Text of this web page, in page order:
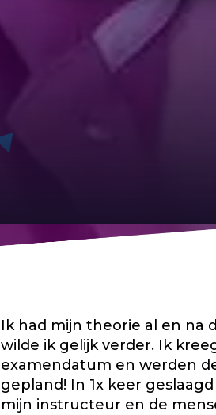
Ik had mijn theorie al en na
wilde ik gelijk verder. Ik
examendatum en werden
gepland! In 1x keer
mijn instructeur en de